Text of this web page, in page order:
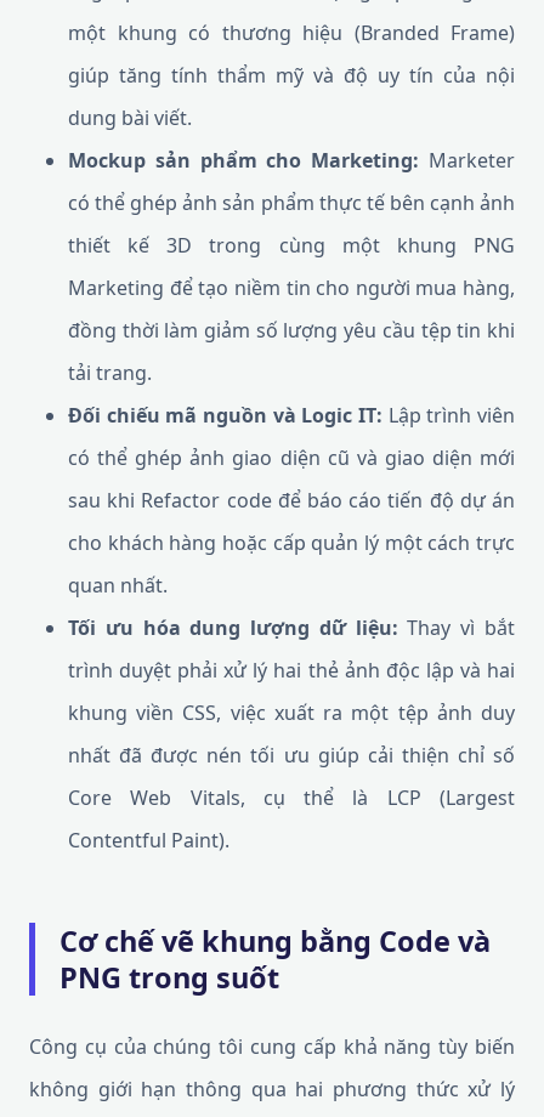
một khung có thương hiệu (Branded Frame)
giúp tăng tính thẩm mỹ và độ uy tín của nội
dung bài viết.
Mockup sản phẩm cho Marketing: Marketer
có thể ghép ảnh sản phẩm thực tế bên cạnh ảnh
thiết kế 3D trong cùng một khung PNG
Marketing để tạo niềm tin cho người mua hàng,
đồng thời làm giảm số lượng yêu cầu tệp tin khi
tải trang.
Đối chiếu mã nguồn và Logic IT: Lập trình viên
có thể ghép ảnh giao diện cũ và giao diện mới
sau khi Refactor code để báo cáo tiến độ dự án
cho khách hàng hoặc cấp quản lý một cách trực
quan nhất.
Tối ưu hóa dung lượng dữ liệu: Thay vì bắt
trình duyệt phải xử lý hai thẻ ảnh độc lập và hai
khung viền CSS, việc xuất ra một tệp ảnh duy
nhất đã được nén tối ưu giúp cải thiện chỉ số
Core Web Vitals, cụ thể là LCP (Largest
Contentful Paint).
Cơ chế vẽ khung bằng Code và
PNG trong suốt
Công cụ của chúng tôi cung cấp khả năng tùy biến
không giới hạn thông qua hai phương thức xử lý